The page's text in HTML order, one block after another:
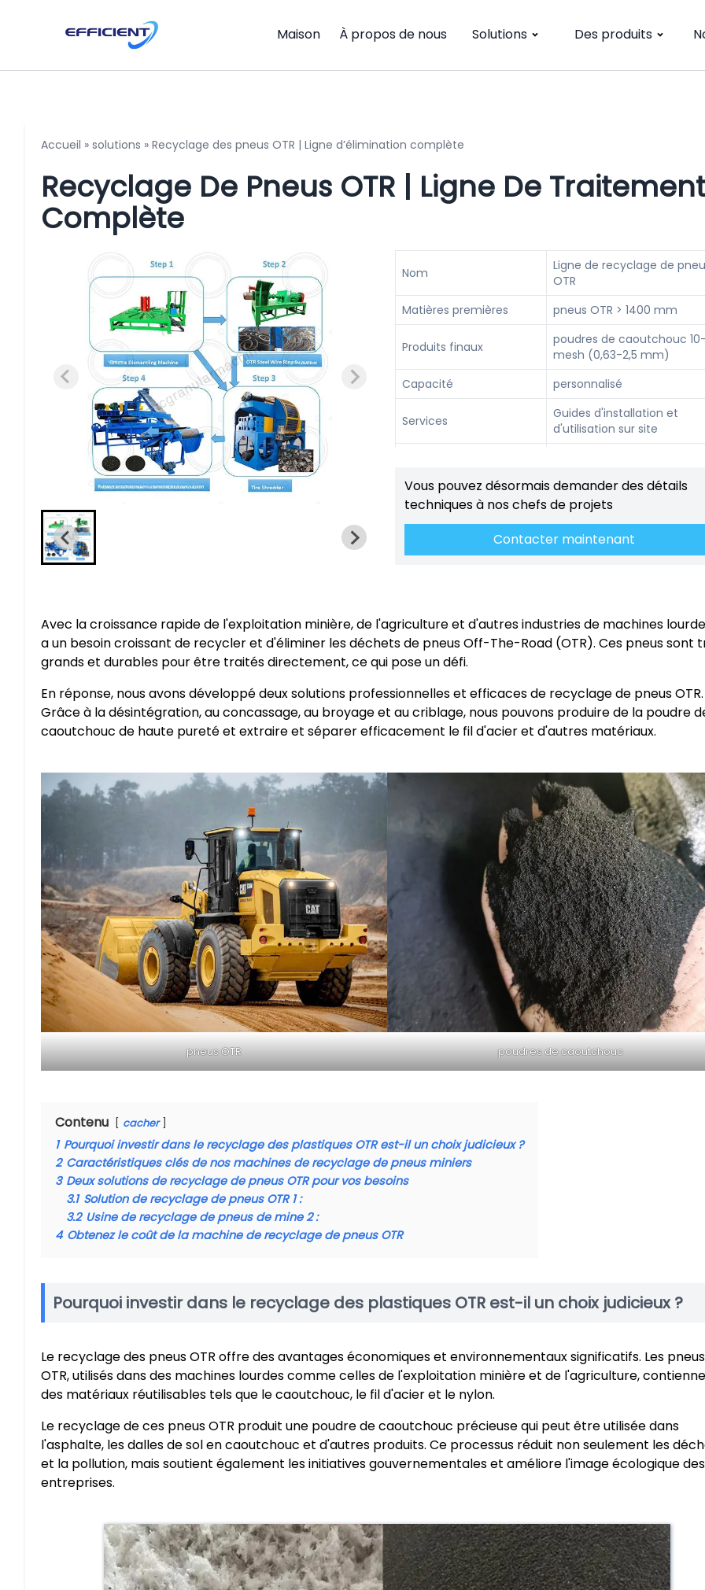
Maison À propos de nous Solutions Des produits
Accueil » solutions » Recyclage des pneus OTR | Ligne d’élimination complète
Recyclage De Pneus OTR | Ligne De Traitement
Complète
Nom
Ligne de recyclage de
OTR
Matières premières
pneus OTR > 1400 mm
Produits finaux
poudres de caoutchouc
mesh (0,63-2,5 mm)
Capacité
personnalisé
Services
Guides d'installation et
d'utilisation sur site
Vous pouvez désormais demander des détails
techniques à nos chefs de projets
Contacter maintenant
Avec la croissance rapide de l'exploitation minière, de l'agriculture et d'autres industries de machines
a un besoin croissant de recycler et d'éliminer les déchets de pneus Off-The-Road (OTR). Ces pneus sont
grands et durables pour être traités directement, ce qui pose un défi.
En réponse, nous avons développé deux solutions professionnelles et efficaces de recyclage de pneus OTR.
Grâce à la désintégration, au concassage, au broyage et au criblage, nous pouvons produire de la poudre
caoutchouc de haute pureté et extraire et séparer efficacement le fil d'acier et d'autres matériaux.
pneus OTR poudres de caoutchouc
Contenu cacher
1 Pourquoi investir dans le recyclage des plastiques OTR est-il un choix judicieux ?
2 Caractéristiques clés de nos machines de recyclage de pneus miniers
3 Deux solutions de recyclage de pneus OTR pour vos besoins
3.1 Solution de recyclage de pneus OTR 1 :
3.2 Usine de recyclage de pneus de mine 2 :
4 Obtenez le coût de la machine de recyclage de pneus OTR
Pourquoi investir dans le recyclage des plastiques OTR est-il un choix judicieux ?
Le recyclage des pneus OTR offre des avantages économiques et environnementaux significatifs. Les pneus
OTR, utilisés dans des machines lourdes comme celles de l'exploitation minière et de l'agriculture,
des matériaux réutilisables tels que le caoutchouc, le fil d'acier et le nylon.
Le recyclage de ces pneus OTR produit une poudre de caoutchouc précieuse qui peut être utilisée dans
l'asphalte, les dalles de sol en caoutchouc et d'autres produits. Ce processus réduit non seulement les
et la pollution, mais soutient également les initiatives gouvernementales et améliore l'image écologique des
entreprises.